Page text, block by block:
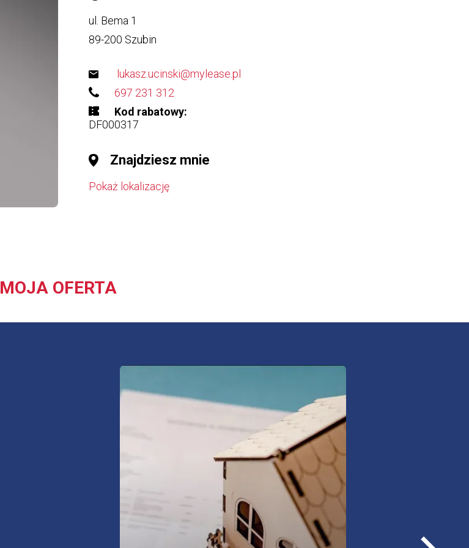
ul. Bema 1
89-200 Szubin
lukasz.ucinski@mylease.pl
697 231 312
Kod rabatowy
DF000317
Znajdziesz mnie
Pokaż lokalizację
MOJA OFERTA
Ubezpiecz swoje nieruchomości i
zyskaj spokój od nieprzewidzianych
domy i mieszkania, również
domki letniskowe,